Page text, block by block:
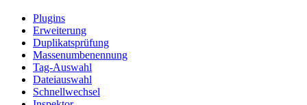
Plugins
Erweiterung
Duplikatsprüfung
Massenumbenennung
Tag-Auswahl
Dateiauswahl
Schnellwechsel